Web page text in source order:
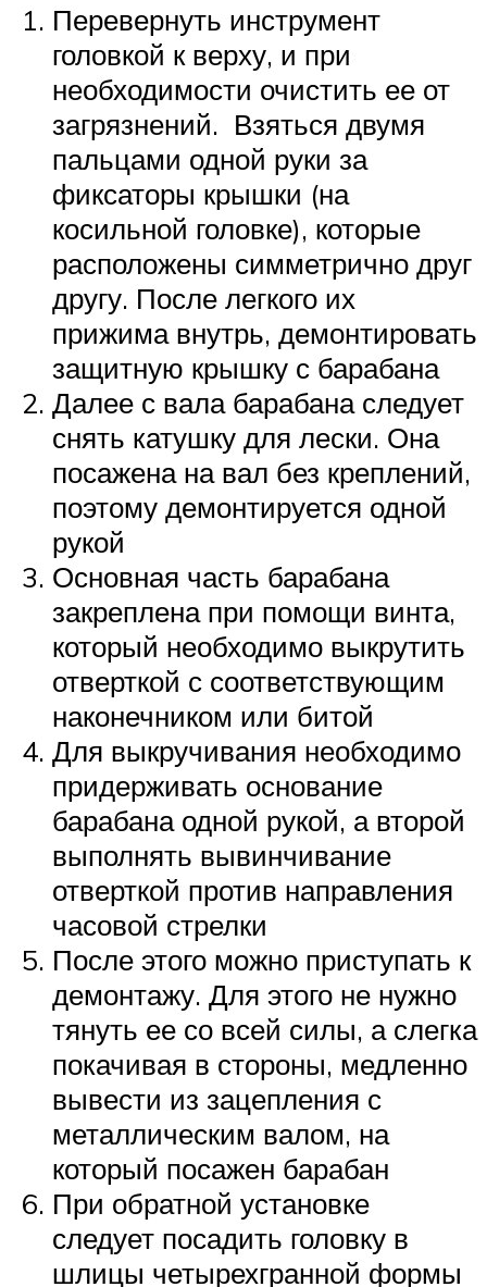
Перевернуть инструмент
головкой к верху, и при
необходимости очистить ее от
загрязнений. Взяться двумя
пальцами одной руки за
фиксаторы крышки (на
косильной головке), которые
расположены симметрично друг
другу. После легкого их
прижима внутрь, демонтировать
защитную крышку с барабана
Далее с вала барабана следует
снять катушку для лески. Она
посажена на вал без креплений,
поэтому демонтируется одной
рукой
Основная часть барабана
закреплена при помощи винта,
который необходимо выкрутить
отверткой с соответствующим
наконечником или битой
Для выкручивания необходимо
придерживать основание
барабана одной рукой, а второй
выполнять вывинчивание
отверткой против направления
часовой стрелки
После этого можно приступать к
демонтажу. Для этого не нужно
тянуть ее со всей силы, а слегка
покачивая в стороны, медленно
вывести из зацепления с
металлическим валом, на
который посажен барабан
При обратной установке
следует посадить головку в
шлицы четырехгранной формы